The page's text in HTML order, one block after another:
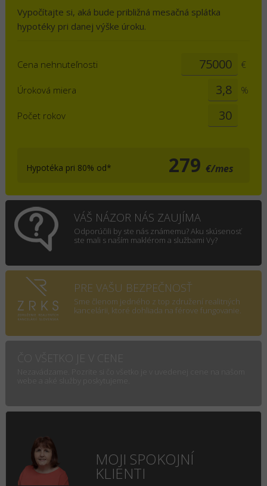
Vypočítajte si, aká bude približná mesačná splátka
hypotéky pri danej výške úroku.
Cena nehnuteľnosti €
Úroková miera %
Počet rokov
Hypotéka pri 80% od* 279€/mes
VÁŠ NÁZOR NÁS ZAUJÍMA
Odporúčili by ste nás známemu? Aku skúsenosť
ste mali s naším maklérom a službami Vy?
PRE VAŠU BEZPEČNOSŤ
Sme členom jedného z top združení realitných
kancelárii, ktoré dohliada na férove fungovanie.
ČO VŠETKO JE V CENE
MOJI SPOKOJNÍ
KLIENTI